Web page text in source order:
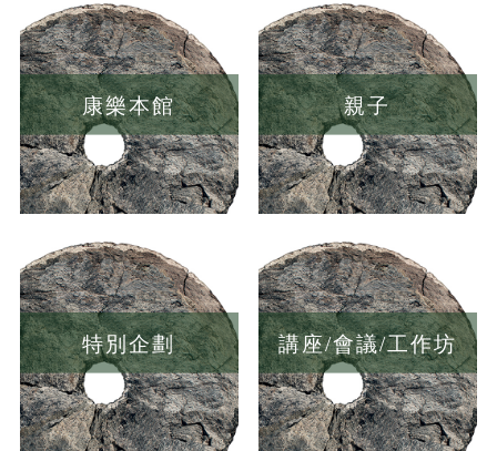
康樂本館 親子
特別企劃 講座/會議/工作坊